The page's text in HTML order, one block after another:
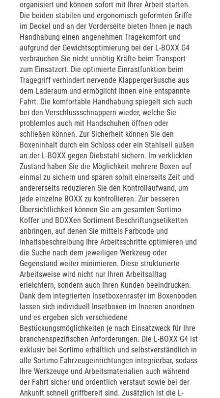
organisiert und können sofort mit Ihrer Arbeit starten.
Die beiden stabilen und ergonomisch geformten Griffe
im Deckel und an der Vorderseite bieten Ihnen je nach
Handhabung einen angenehmen Tragekomfort und
aufgrund der Gewichtsoptimierung bei der L-BOXX G4
verbrauchen Sie nicht unnötig Kräfte beim Transport
zum Einsatzort. Die optimierte Einrastfunktion beim
Tragegriff verhindert nervende Klappergeräusche aus
dem Laderaum und ermöglicht Ihnen eine entspannte
Fahrt. Die komfortable Handhabung spiegelt sich auch
bei den Verschlussschnappern wieder, welche Sie
problemlos auch mit Handschuhen öffnen oder
schließen können. Zur Sicherheit können Sie den
Boxeninhalt durch ein Schloss oder ein Stahlseil außen
an der L-BOXX gegen Diebstahl sichern. Im verklickten
Zustand haben Sie die Möglichkeit mehrere Boxen auf
einmal zu sichern und sparen somit einerseits Zeit und
andererseits reduzieren Sie den Kontrollaufwand, um
jede einzelne BOXX zu kontrollieren. Zur besseren
Übersichtlichkeit können Sie am gesamten Sortimo
Koffer und BOXXen Sortiment Beschriftungsetiketten
anbringen, auf denen Sie mittels Farbcode und
Inhaltsbeschreibung Ihre Arbeitsschritte optimieren und
die Suche nach dem jeweiligen Werkzeug oder
Gegenstand weiter minimieren. Diese strukturierte
Arbeitsweise wird nicht nur Ihren Arbeitsalltag
erleichtern, sondern auch Ihren Kunden beeindrucken.
Dank dem integrierten Insetboxenraster im Boxenboden
lassen sich individuell Insetboxen im Inneren anordnen
und es ergeben sich verschiedene
Bestückungsmöglichkeiten je nach Einsatzweck für Ihre
branchenspezifischen Anforderungen. Die L-BOXX G4 ist
exklusiv bei Sortimo erhältlich und selbstverständlich in
alle Sortimo Fahrzeugeinrichtungen integrierbar, sodass
Ihre Werkzeuge und Arbeitsmaterialien auch während
der Fahrt sicher und ordentlich verstaut sowie bei der
Ankunft schnell griffbereit sind. Zusätzlich ist die L-